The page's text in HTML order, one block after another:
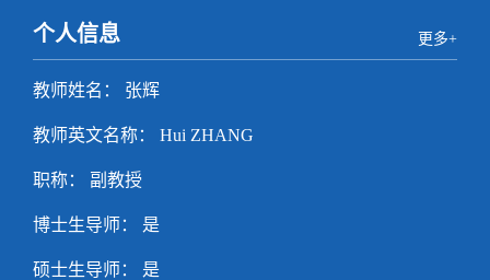
个人信息 更多+
教师姓名： 张辉
教师英文名称： Hui ZHANG
职称： 副教授
博士生导师： 是
硕士生导师： 是